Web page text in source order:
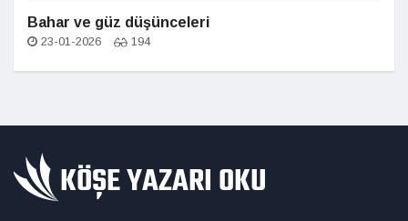
Bahar ve güz düşünceleri
23-01-2026 194